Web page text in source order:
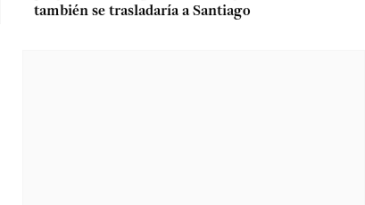
también se trasladaría a Santiago